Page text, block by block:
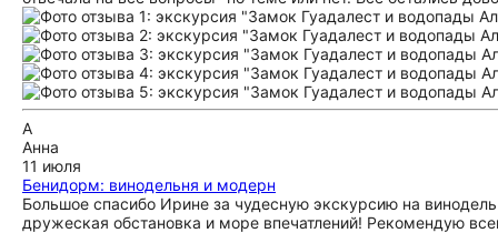
А
Анна
11 июля
Бенидорм: винодельня и модерн
Большое спасибо Ирине за чудесную экскурсию на
дружеская обстановка и море впечатлений! Рекомендую